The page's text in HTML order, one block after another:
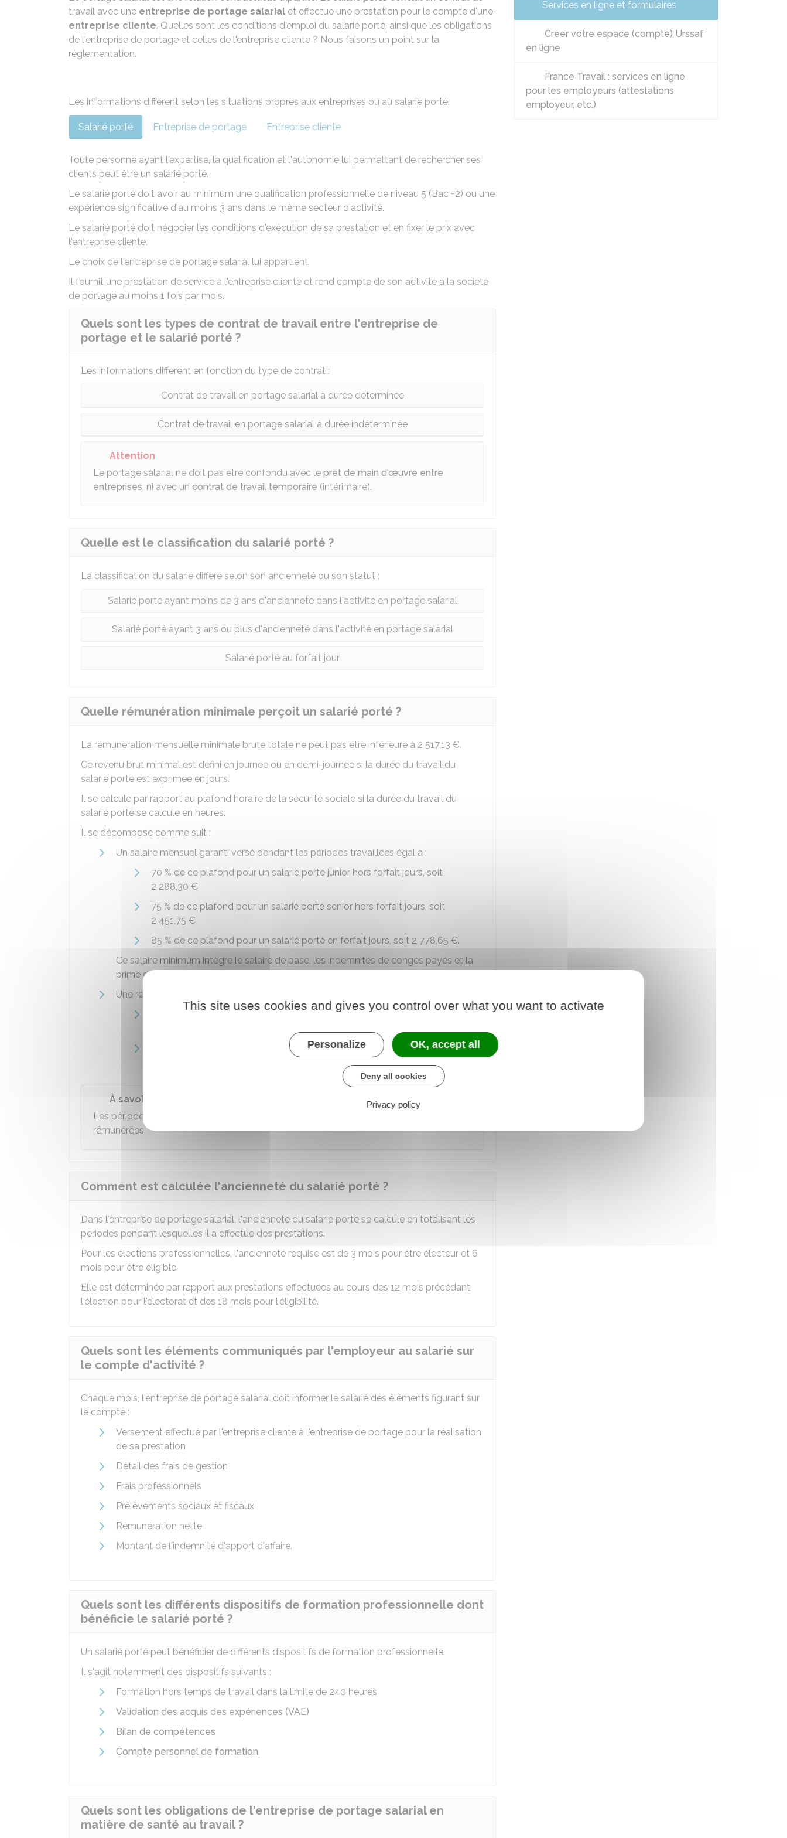
travail avec une entreprise de portage salarial et effectue une prestation pour le compte d'une
entreprise cliente. Quelles sont les conditions d'emploi du salarié porté, ainsi que les obligations
de l'entreprise de portage et celles de l'entreprise cliente ? Nous faisons un point sur la
réglementation.
Les informations diffèrent selon les situations propres aux entreprises ou au salarié porté.
Salarié porté Entreprise de portage Entreprise cliente
Toute personne ayant l'expertise, la qualification et l'autonomie lui permettant de rechercher ses
clients peut être un salarié porté.
Le salarié porté doit avoir au minimum une qualification professionnelle de niveau 5 (Bac +2) ou une
expérience significative d'au moins 3 ans dans le même secteur d'activité.
Le salarié porté doit négocier les conditions d'exécution de sa prestation et en fixer le prix avec
l'entreprise cliente.
Le choix de l'entreprise de portage salarial lui appartient.
Il fournit une prestation de service à l'entreprise cliente et rend compte de son activité à la société
de portage au moins 1 fois par mois.
Quels sont les types de contrat de travail entre l'entreprise de
portage et le salarié porté ?
Les informations diffèrent en fonction du type de contrat :
Contrat de travail en portage salarial à durée déterminée
Contrat de travail en portage salarial à durée indéterminée
Attention
Le portage salarial ne doit pas être confondu avec le prêt de main d'œuvre entre
entreprises, ni avec un contrat de travail temporaire (intérimaire).
Quelle est le classification du salarié porté ?
La classification du salarié diffère selon son ancienneté ou son statut :
Salarié porté ayant moins de 3 ans d'ancienneté dans l'activité en portage salarial
Salarié porté ayant 3 ans ou plus d'ancienneté dans l'activité en portage salarial
Salarié porté au forfait jour
Quelle rémunération minimale perçoit un salarié porté ?
La rémunération mensuelle minimale brute totale ne peut pas être inférieure à 2 517,13 €.
Ce revenu brut minimal est défini en journée ou en demi-journée si la durée du travail du
salarié porté est exprimée en jours.
Il se calcule par rapport au plafond horaire de la sécurité sociale si la durée du travail du
salarié porté se calcule en heures.
Il se décompose comme suit :
Un salaire mensuel garanti versé pendant les périodes travaillées égal à :
70 % de ce plafond pour un salarié porté junior hors forfait jours, soit
2 288,30 €
75 % de ce plafond pour un salarié porté senior hors forfait jours, soit
2 451,75 €
85 % de ce plafond pour un salarié porté en forfait jours, soit 2 778,65 €.
Ce salaire minimum intègre le salaire de base, les indemnités de congés payés et la
prime d'apport d'affaires de
Une réserve financière pour financer les périodes d'inter-missions égale à :
du salaire de base de la dernière mission pour les salariés en contrat à
ou une indemnité de précarité pour les salariés en contrat à durée déterminée
À savoir
Les périodes sans prestation réalisée auprès d'une entreprise cliente ne sont pas
rémunérées.
Comment est calculée l'ancienneté du salarié porté ?
Dans l'entreprise de portage salarial, l'ancienneté du salarié porté se calcule en totalisant les
périodes pendant lesquelles il a effectué des prestations.
Pour les élections professionnelles, l'ancienneté requise est de 3 mois pour être électeur et 6
mois pour être éligible.
Elle est déterminée par rapport aux prestations effectuées au cours des 12 mois précédant
l'élection pour l'électorat et des 18 mois pour l'éligibilité.
Quels sont les éléments communiqués par l'employeur au salarié sur
le compte d'activité ?
Chaque mois, l'entreprise de portage salarial doit informer le salarié des éléments figurant sur
le compte :
Versement effectué par l'entreprise cliente à l'entreprise de portage pour la réalisation
de sa prestation
Détail des frais de gestion
Frais professionnels
Prélèvements sociaux et fiscaux
Rémunération nette
Montant de l'indemnité d'apport d'affaire.
Quels sont les différents dispositifs de formation professionnelle dont
bénéficie le salarié porté ?
Un salarié porté peut bénéficier de différents dispositifs de formation professionnelle.
Il s'agit notamment des dispositifs suivants :
Formation hors temps de travail dans la limite de 240 heures
Validation des acquis des expériences (VAE)
Bilan de compétences
Compte personnel de formation.
Quels sont les obligations de l'entreprise de portage salarial en
matière de santé au travail ?
Services en ligne et formulaires
Créer votre espace (compte) Urssaf
en ligne
France Travail : services en ligne
pour les employeurs (attestations
employeur, etc.)
This site uses cookies and gives you control over what you want to activate
Personalize OK, accept all
Deny all cookies
Privacy policy